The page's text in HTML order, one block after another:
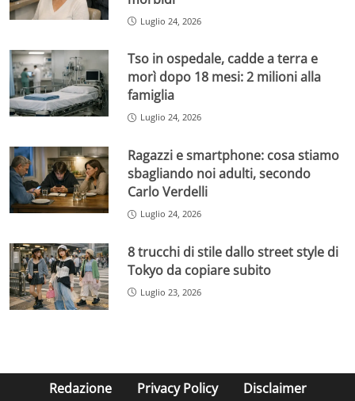
Luglio 24, 2026
Tso in ospedale, cadde a terra e
morì dopo 18 mesi: 2 milioni alla
famiglia
Luglio 24, 2026
Ragazzi e smartphone: cosa stiamo
sbagliando noi adulti, secondo
Carlo Verdelli
Luglio 24, 2026
8 trucchi di stile dallo street style di
Tokyo da copiare subito
Luglio 23, 2026
Redazione Privacy Policy Disclaimer